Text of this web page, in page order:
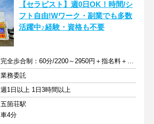
【セラピスト】週0日OK！時間/シ
フト自由!Wワーク・副業でも多数
活躍中♪経験・資格も不要
完全歩合制：60分/2200～2950円＋指名料＋インセンティブ
業務委託
週1日以上 1日3時間以上
五箇荘駅
車4分